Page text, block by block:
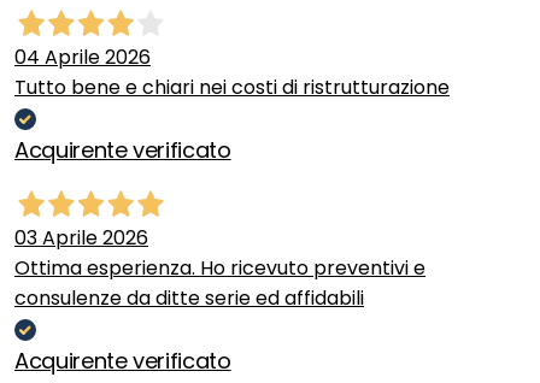
04 Aprile 2026
Tutto bene e chiari nei costi di ristrutturazione
Acquirente verificato
03 Aprile 2026
Ottima esperienza. Ho ricevuto preventivi e
consulenze da ditte serie ed affidabili
Acquirente verificato